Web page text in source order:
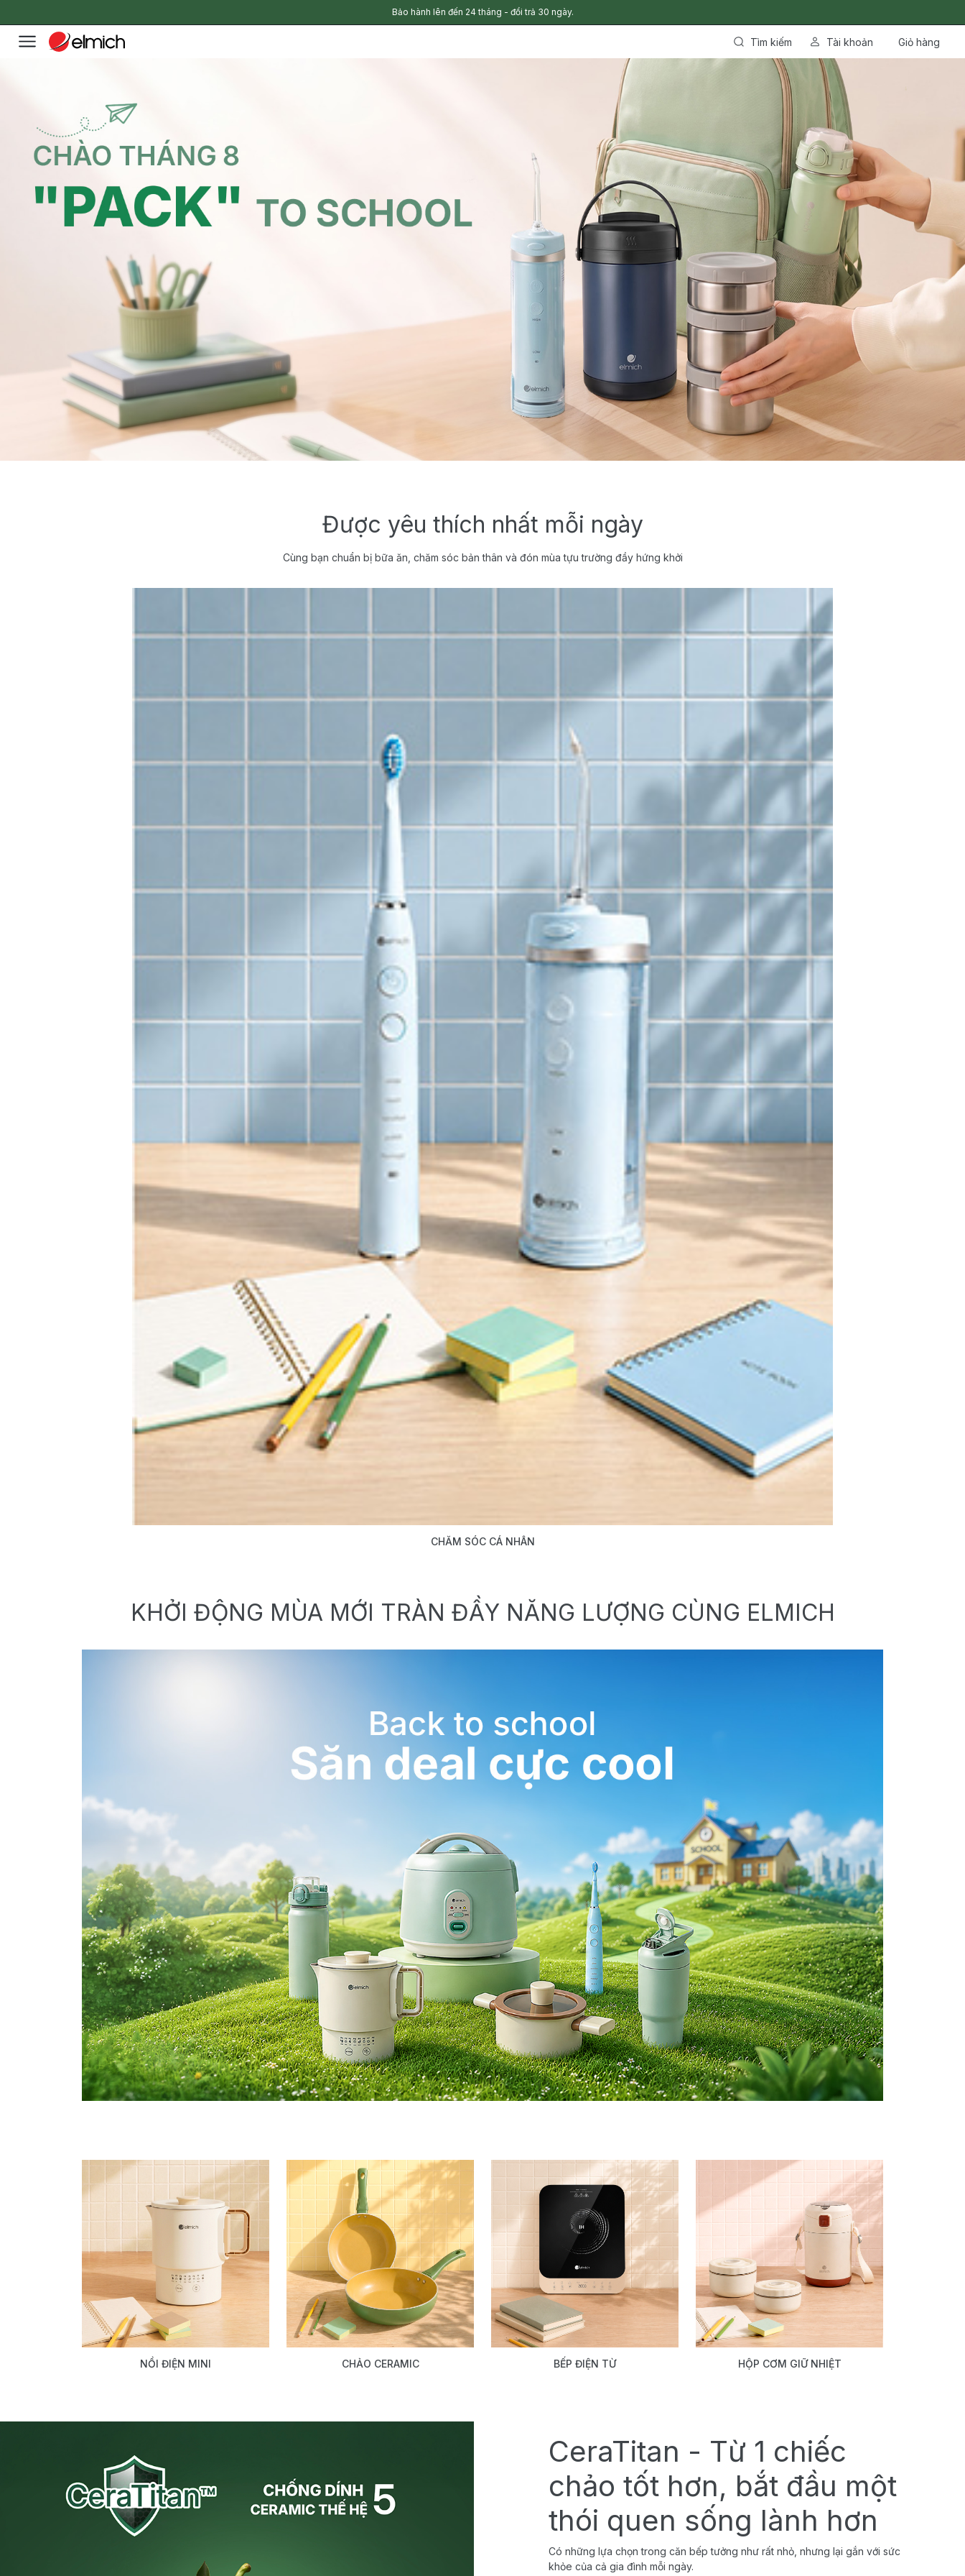
Bảo hành lên đến 24 tháng - đổi trả 30 ngày.
Tìm kiếm Tài khoản Giỏ hàng
Được yêu thích nhất mỗi ngày
Cùng bạn chuẩn bị bữa ăn, chăm sóc bản thân và đón mùa tựu trường đầy hứng khởi
CHĂM SÓC CÁ NHÂN
KHỞI ĐỘNG MÙA MỚI TRÀN ĐẦY NĂNG LƯỢNG CÙNG ELMICH
NỒI ĐIỆN MINI CHẢO CERAMIC BẾP ĐIỆN TỪ HỘP CƠM GIỮ NHIỆT
CeraTitan - Từ 1 chiếc
chảo tốt hơn, bắt đầu một
thói quen sống lành hơn
Có những lựa chọn trong căn bếp tưởng như rất nhỏ, nhưng lại gắn với sức
khỏe của cả gia đình mỗi ngày.